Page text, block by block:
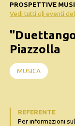
PROSPETTIVE
Vedi tutti gli eventi
Piazzolla
MUSICA
REFERENTE
Per informazioni